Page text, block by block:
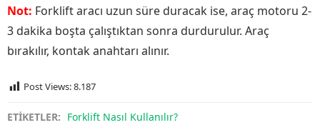
Not: Forklift aracı uzun süre duracak ise, araç motoru 2-
3 dakika boşta çalıştıktan sonra durdurulur. Araç
bırakılır, kontak anahtarı alınır.
Post Views:8.187
ETİKETLER: Forklift Nasıl Kullanılır?